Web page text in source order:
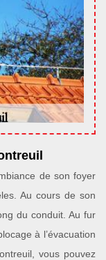
de son foyer
Au cours de son
du conduit. Au fur
à l’évacuation
vous pouvez